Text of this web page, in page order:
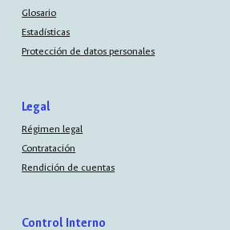
Glosario
Estadísticas
Protección de datos personales
Legal
Régimen legal
Contratación
Rendición de cuentas
Control Interno